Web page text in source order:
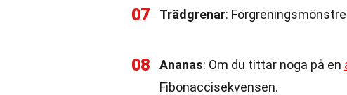
07 Trädgrenar:
08 Ananas: Om du tittar noga på en
Fibonaccisekvensen.